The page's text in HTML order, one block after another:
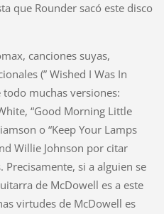
que Rounder sacó este disco
canciones suyas,
(” Wished I Was In
todo muchas versiones:
“Good Morning Little
o “Keep Your Lamps
Willie Johnson por citar
Precisamente, si a alguien se
de McDowell es a este
virtudes de McDowell es